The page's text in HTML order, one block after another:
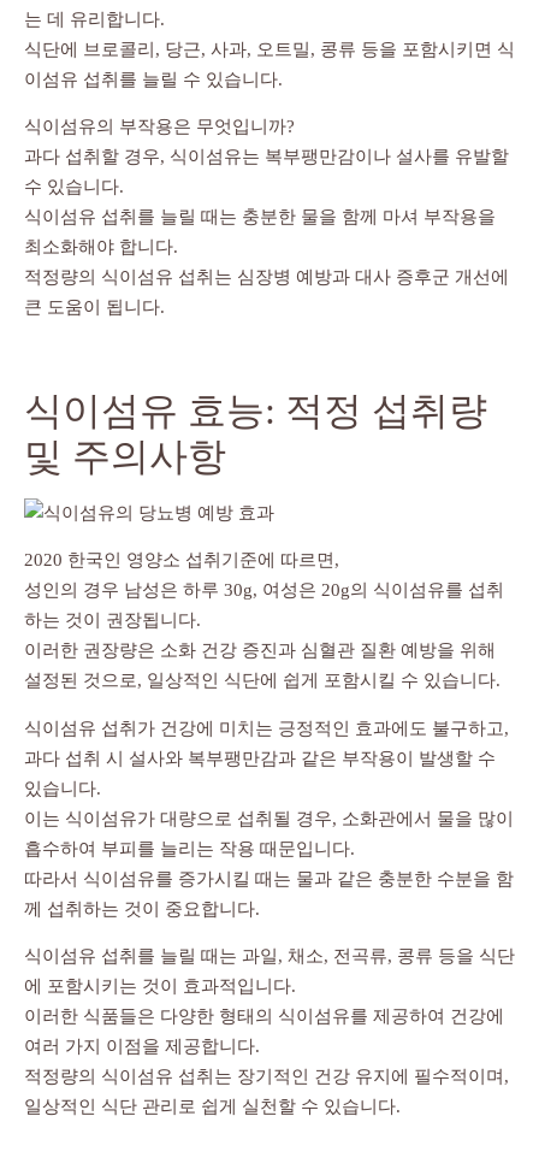
는 데 유리합니다.
식단에 브로콜리, 당근, 사과, 오트밀, 콩류 등을 포함시키면 식
이섬유 섭취를 늘릴 수 있습니다.
식이섬유의 부작용은 무엇입니까?
과다 섭취할 경우, 식이섬유는 복부팽만감이나 설사를 유발할
수 있습니다.
식이섬유 섭취를 늘릴 때는 충분한 물을 함께 마셔 부작용을
최소화해야 합니다.
적정량의 식이섬유 섭취는 심장병 예방과 대사 증후군 개선에
큰 도움이 됩니다.
식이섬유 효능: 적정 섭취량
및 주의사항
2020 한국인 영양소 섭취기준에 따르면,
성인의 경우 남성은 하루 30g, 여성은 20g의 식이섬유를 섭취
하는 것이 권장됩니다.
이러한 권장량은 소화 건강 증진과 심혈관 질환 예방을 위해
설정된 것으로, 일상적인 식단에 쉽게 포함시킬 수 있습니다.
식이섬유 섭취가 건강에 미치는 긍정적인 효과에도 불구하고,
과다 섭취 시 설사와 복부팽만감과 같은 부작용이 발생할 수
있습니다.
이는 식이섬유가 대량으로 섭취될 경우, 소화관에서 물을 많이
흡수하여 부피를 늘리는 작용 때문입니다.
따라서 식이섬유를 증가시킬 때는 물과 같은 충분한 수분을 함
께 섭취하는 것이 중요합니다.
식이섬유 섭취를 늘릴 때는 과일, 채소, 전곡류, 콩류 등을 식단
에 포함시키는 것이 효과적입니다.
이러한 식품들은 다양한 형태의 식이섬유를 제공하여 건강에
여러 가지 이점을 제공합니다.
적정량의 식이섬유 섭취는 장기적인 건강 유지에 필수적이며,
일상적인 식단 관리로 쉽게 실천할 수 있습니다.